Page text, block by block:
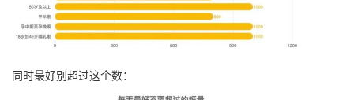
同时最好别超过这个数：